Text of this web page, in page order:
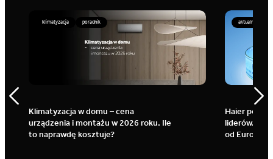
poradnik
w domu – cena
i montażu w 2026 roku. Ile
kosztuje?
aktualnosci
Haier ponownie
liderów. Trzy tytuły
od Euromonitor